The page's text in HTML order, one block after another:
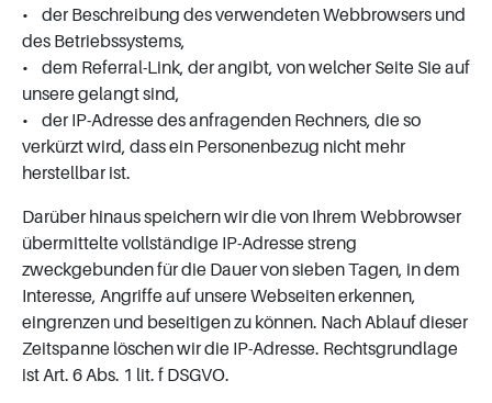
• der Beschreibung des verwendeten Webbrowsers und
des Betriebssystems,
• dem Referral-Link, der angibt, von welcher Seite Sie auf
unsere gelangt sind,
• der IP-Adresse des anfragenden Rechners, die so
verkürzt wird, dass ein Personenbezug nicht mehr
herstellbar ist.
Darüber hinaus speichern wir die von Ihrem Webbrowser
übermittelte vollständige IP-Adresse streng
zweckgebunden für die Dauer von sieben Tagen, in dem
Interesse, Angriffe auf unsere Web­seiten erkennen,
eingrenzen und beseitigen zu können. Nach Ablauf dieser
Zeitspanne löschen wir die IP-Adresse. Rechtsgrundlage
ist Art. 6 Abs. 1 lit. f DSGVO.